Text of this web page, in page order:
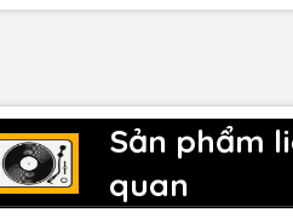
một thứ rất gì và này nọ đến từ
Sản phẩm
quan